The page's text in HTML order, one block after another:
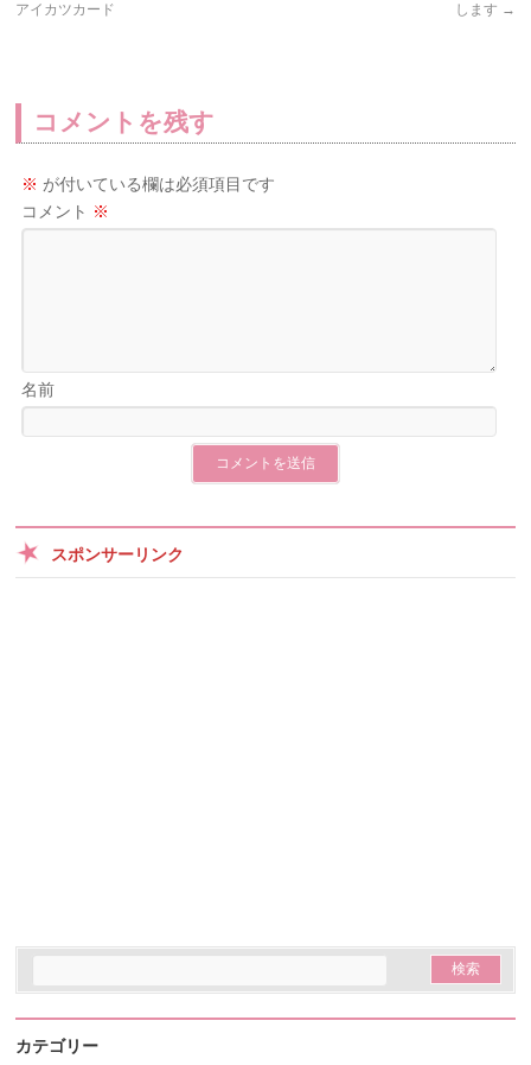
アイカツカード
します →
コメントを残す
※ が付いている欄は必須項目です
コメント ※
名前
スポンサーリンク
カテゴリー